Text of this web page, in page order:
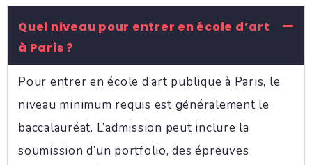
Quel niveau pour entrer en école d’art
à Paris ?
Pour entrer en école d’art publique à Paris, le
niveau minimum requis est généralement le
baccalauréat. L’admission peut inclure la
soumission d’un portfolio, des épreuves